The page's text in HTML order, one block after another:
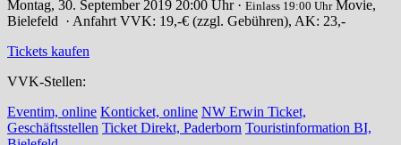
Montag, 30. September 2019 20:00 Uhr · Einlass 19:00 Uhr Movie,
Bielefeld · Anfahrt VVK: 19,-€ (zzgl. Gebühren), AK: 23,-
Tickets kaufen
VVK-Stellen:
Eventim, online Konticket, online NW Erwin Ticket,
Geschäftsstellen Ticket Direkt, Paderborn Touristinformation BI,